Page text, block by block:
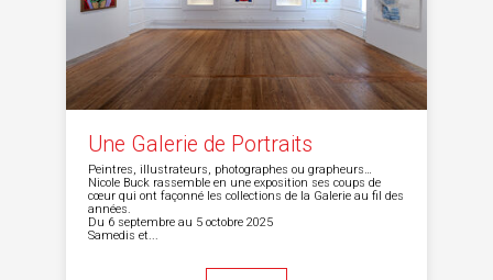
Une Galerie de Portraits
Peintres, illustrateurs, photographes ou grapheurs…
Nicole Buck rassemble en une exposition ses coups de
cœur qui ont façonné les collections de la Galerie au fil des
années.
Du 6 septembre au 5 octobre 2025
Samedis et...